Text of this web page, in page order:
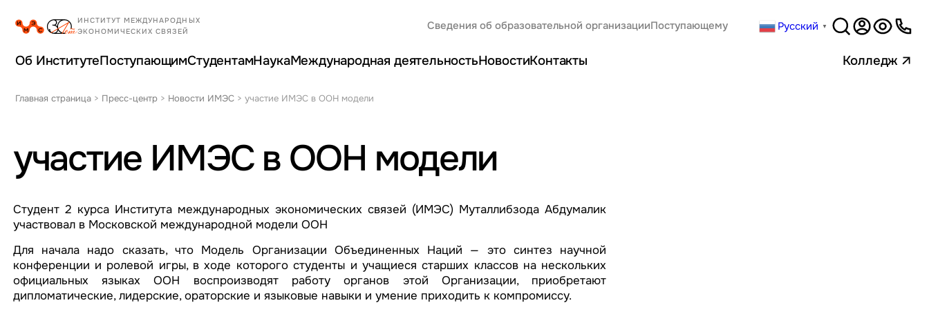
Сведения об образовательной организацииПоступающему Русский ▼
Версия
для
Об ИнститутеПоступающимСтудентамНаукаМеждународная деятельностьНовостиКонтакты Колледж
Главная страница > Пресс-центр > Новости ИМЭС >участие ИМЭС в ООН модели
участие ИМЭС в ООН модели
Студент 2 курса Института международных экономических связей (ИМЭС) Муталлибзода Абдумалик
участвовал в Московской международной модели ООН
Для начала надо сказать, что Модель Организации Объединенных Наций — это синтез научной
конференции и ролевой игры, в ходе которого студенты и учащиеся старших классов на нескольких
официальных языках ООН воспроизводят работу органов этой Организации, приобретают
дипломатические, лидерские, ораторские и языковые навыки и умение приходить к компромиссу.